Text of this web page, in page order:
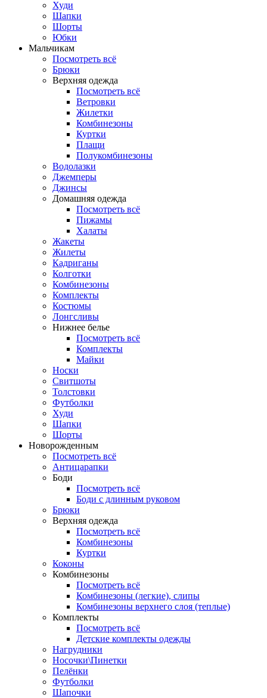
Худи
Шапки
Шорты
Юбки
Мальчикам
Посмотреть всё
Брюки
Верхняя одежда
Посмотреть всё
Ветровки
Жилетки
Комбинезоны
Куртки
Плащи
Полукомбинезоны
Водолазки
Джемперы
Джинсы
Домашняя одежда
Посмотреть всё
Пижамы
Халаты
Жакеты
Жилеты
Кадриганы
Колготки
Комбинезоны
Комплекты
Костюмы
Лонгсливы
Нижнее белье
Посмотреть всё
Комплекты
Майки
Носки
Свитшоты
Толстовки
Футболки
Худи
Шапки
Шорты
Новорожденным
Посмотреть всё
Антицарапки
Боди
Посмотреть всё
Боди с длинным руковом
Брюки
Верхняя одежда
Посмотреть всё
Комбинезоны
Куртки
Коконы
Комбинезоны
Посмотреть всё
Комбинезоны (легкие), слипы
Комбинезоны верхнего слоя (теплые)
Комплекты
Посмотреть всё
Детские комплекты одежды
Нагрудники
Носочки\Пинетки
Пелёнки
Футболки
Шапочки